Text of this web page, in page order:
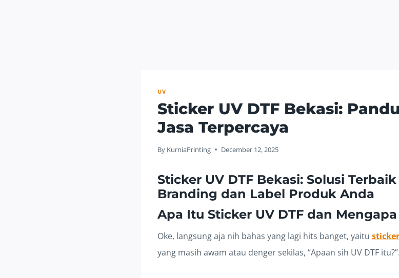
UV
Sticker UV DTF Bekasi:
Jasa Terpercaya
By KurniaPrinting December 12, 2025
Sticker UV DTF Bekasi: Solusi
Branding dan Label Produk Anda
Apa Itu Sticker UV DTF dan
Oke, langsung aja nih bahas yang lagi hits banget, yaitu
yang masih awam atau denger sekilas, “Apaan sih UV DTF itu?”.